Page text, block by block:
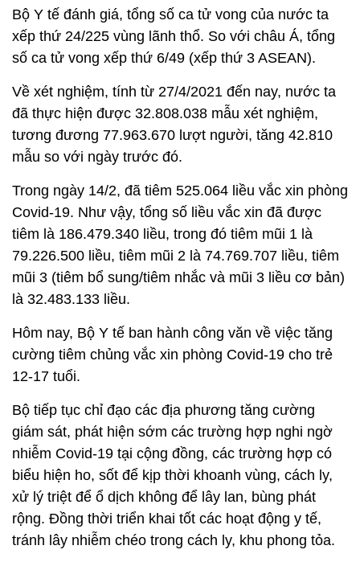
Bằng, Đắk Nông, Hải Phòng, Long An, Ninh Bình,
Phú Yên, Quảng Ninh, Thái Bình, Thái Nguyên đều
ghi nhận 1 ca tử vong.
Trung bình số tử vong 7 ngày qua là 86 ca. Tổng số
ca tử vong do Covid-19 tại Việt Nam tính đến nay là
39.122 ca, chiếm tỷ lệ 1,5% so với tổng số ca
nhiễm.
Bộ Y tế đánh giá, tổng số ca tử vong của nước ta
xếp thứ 24/225 vùng lãnh thổ. So với châu Á, tổng
số ca tử vong xếp thứ 6/49 (xếp thứ 3 ASEAN).
Về xét nghiệm, tính từ 27/4/2021 đến nay, nước ta
đã thực hiện được 32.808.038 mẫu xét nghiệm,
mẫu so với ngày trước đó.
Trong ngày 14/2, đã tiêm 525.064 liều vắc xin phòng
tiêm là 186.479.340 liều, trong đó tiêm mũi 1 là
79.226.500 liều, tiêm mũi 2 là 74.769.707 liều, tiêm
mũi 3 (tiêm bổ sung/tiêm nhắc và mũi 3 liều cơ bản)
là 32.483.133 liều.
Hôm nay, Bộ Y tế ban hành công văn về việc tăng
cường tiêm chủng vắc xin phòng Covid-19 cho trẻ
12-17 tuổi.